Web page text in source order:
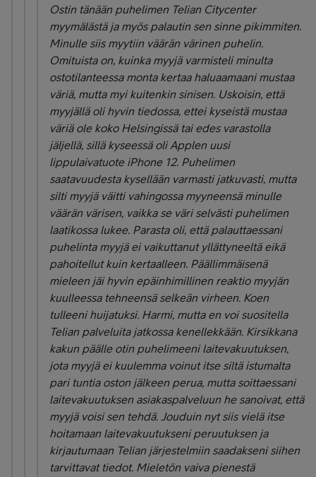
Ostin tänään puhelimen Telian Citycenter
myymälästä ja myös palautin sen sinne pikimmiten.
Minulle siis myytiin väärän värinen puhelin.
Omituista on, kuinka myyjä varmisteli minulta
ostotilanteessa monta kertaa haluaamaani mustaa
väriä, mutta myi kuitenkin sinisen. Uskoisin, että
myyjällä oli hyvin tiedossa, ettei kyseistä mustaa
väriä ole koko Helsingissä tai edes varastolla
jäljellä, sillä kyseessä oli Applen uusi
lippulaivatuote iPhone 12. Puhelimen
saatavuudesta kysellään varmasti jatkuvasti, mutta
silti myyjä väitti vahingossa myyneensä minulle
väärän värisen, vaikka se väri selvästi puhelimen
laatikossa lukee. Parasta oli, että palauttaessani
puhelinta myyjä ei vaikuttanut yllättyneeltä eikä
pahoitellut kuin kertaalleen. Päällimmäisenä
mieleen jäi hyvin epäinhimillinen reaktio myyjän
kuulleessa tehneensä selkeän virheen. Koen
tulleeni huijatuksi. Harmi, mutta en voi suositella
Telian palveluita jatkossa kenellekkään. Kirsikkana
kakun päälle otin puhelimeeni laitevakuutuksen,
jota myyjä ei kuulemma voinut itse siltä istumalta
pari tuntia oston jälkeen perua, mutta soittaessani
laitevakuutuksen asiakaspalveluun he sanoivat, että
myyjä voisi sen tehdä. Jouduin nyt siis vielä itse
hoitamaan laitevakuutukseni peruutuksen ja
kirjautumaan Telian järjestelmiin saadakseni siihen
tarvittavat tiedot. Mieletön vaiva pienestä